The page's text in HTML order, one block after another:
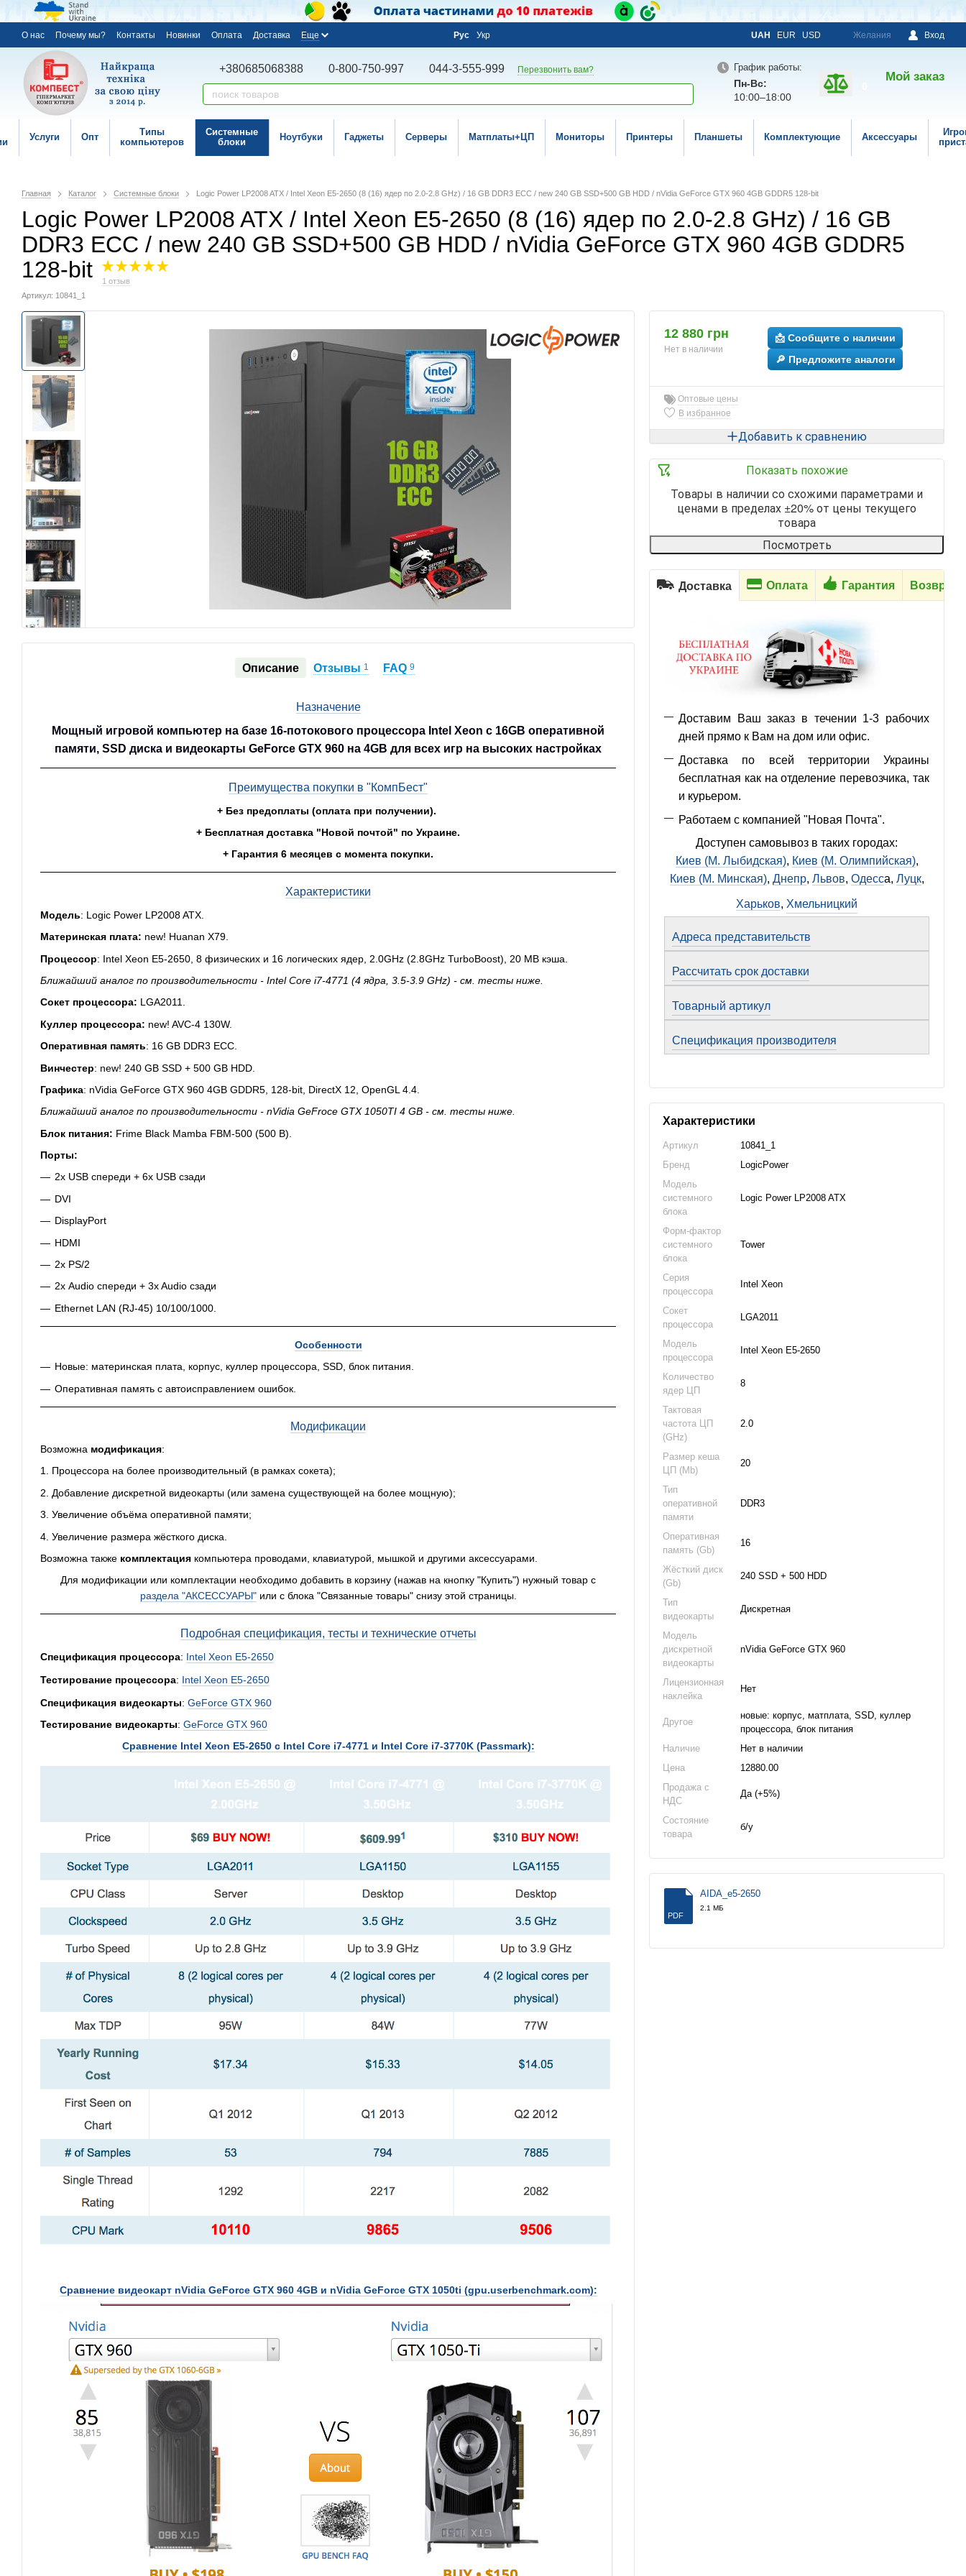
О нас Почему мы? Контакты Новинки Оплата Доставка Еще Рус Укр UAH EUR USD Желания Вход
+380685068388 0-800-750-997 044-3-555-999 Перезвонить вам? График работы:
Пн-Вс:
10:00–18:00
Мой заказ
Услуги Опт
Типы
компьютеров
Системные
блоки
Ноутбуки Гаджеты Серверы Матплаты+ЦП Мониторы Принтеры Планшеты Комплектующие Аксессуары
Главная Каталог Системные блоки Logic Power LP2008 ATX / Intel Xeon E5-2650 (8 (16) ядер по 2.0-2.8 GHz) / 16 GB DDR3 ECC / new 240 GB SSD+500 GB HDD / nVidia GeForce GTX 960 4GB GDDR5 128-bit
Logic Power LP2008 ATX / Intel Xeon E5-2650 (8 (16) ядер по 2.0-2.8 GHz) / 16 GB
DDR3 ECC / new 240 GB SSD+500 GB HDD / nVidia GeForce GTX 960 4GB GDDR5
128-bit
1 отзыв
Артикул: 10841_1
Описание Отзывы 1 FAQ 9
Назначение
Мощный игровой компьютер на базе 16-потокового процессора Intel Xeon с 16GB оперативной
памяти, SSD диска и видеокарты GeForce GTX 960 на 4GB для всех игр на высоких настройках
Преимущества покупки в "КомпБест"
+ Без предоплаты (оплата при получении).
+ Бесплатная доставка "Новой почтой" по Украине.
+ Гарантия 6 месяцев с момента покупки.
Характеристики
Модель: Logic Power LP2008 ATX.
Материнская плата: new! Huanan X79
Процессор: Intel Xeon E5-2650, 8 физических и 16 логических ядер, 2.0GHz (2.8GHz TurboBoost), 20 MB кэша.
Ближайший аналог по производительности - Intel Core i7-4771 (4 ядра, 3.5-3.9 GHz) - см. тесты ниже.
Сокет процессора: LGA2011.
Куллер процессора: new! AVC-4 130W.
Оперативная память: 16 GB DDR3 ECC.
Винчестер: new! 240 GB SSD + 500 GB HDD.
Графика: nVidia GeForce GTX 960 4GB GDDR5, 128-bit, DirectX 12, OpenGL 4.4.
Ближайший аналог по производительности - nVidia GeFroce GTX 1050TI 4 GB - см. тесты ниже.
Блок питания: Frime Black Mamba FBM-500 (500 В).
Порты:
2х USB спереди + 6x USB сзади
DVI
DisplayPort
HDMI
2х PS/2
2х Audio спереди + 3x Audio сзади
Ethernet LAN (RJ-45) 10/100/1000.
Особенности
Новые: материнская плата, корпус, куллер процессора, SSD, блок питания.
Оперативная память с автоисправлением ошибок.
Модификации
Возможна модификация:
1. Процессора на более производительный (в рамках сокета);
2. Добавление дискретной видеокарты (или замена существующей на более мощную);
3. Увеличение объёма оперативной памяти;
4. Увеличение размера жёсткого диска.
Возможна также комплектация компьютера проводами, клавиатурой, мышкой и другими аксессуарами.
Для модификации или комплектации необходимо добавить в корзину (нажав на кнопку "Купить") нужный товар с
раздела "АКСЕССУАРЫ"или с блока "Связанные товары" снизу этой страницы.
Подробная спецификация, тесты и технические отчеты
Спецификация процессора: Intel Xeon E5-2650
Тестирование процессора: Intel Xeon E5-2650
Спецификация видеокарты: GeForce GTX 960
Тестирование видеокарты: GeForce GTX 960
Сравнение Intel Xeon E5-2650 с Intel Core i7-4771 и Intel Core i7-3770K (Passmark):
Сравнение видеокарт nVidia GeForce GTX 960 4GB и nVidia GeForce GTX 1050ti (gpu.userbenchmark.com):
12 880 грн
Нет в наличии
📩 Сообщите о наличии
🔎 Предложите аналоги
Оптовые цены
В избранное
Добавить к сравнению
Показать похожие
Товары в наличии со схожими параметрами и
ценами в пределах ±20% от цены текущего
товара
Посмотреть
Доставка Оплата Гарантия Возврат
Доставим Ваш заказ в течении 1-3 рабочих
дней прямо к Вам на дом или офис.
Доставка по всей территории Украины
бесплатная как на отделение перевозчика, так
и курьером.
Работаем с компанией "Новая Почта".
Доступен самовывоз в таких городах:
Киев (М. Лыбидская), Киев (М. Олимпийская),
Киев (М. Минская), Днепр, Львов, Одесса, Луцк,
Харьков, Хмельницкий
Адреса представительств
Рассчитать срок доставки
Товарный артикул
Спецификация производителя
Характеристики
Артикул
10841_1
Бренд
LogicPower
Модель
системного
блока
Logic Power LP2008 ATX
Форм-фактор
системного
блока
Tower
Серия
процессора
Intel Xeon
Сокет
процессора
LGA2011
Модель
процессора
Intel Xeon E5-2650
Количество
ядер ЦП
8
Тактовая
частота ЦП
(GHz)
2.0
Размер кеша
ЦП (Mb)
20
Тип
оперативной
памяти
DDR3
Оперативная
память (Gb)
16
Жёсткий диск
(Gb)
240 SSD + 500 HDD
Тип
видеокарты
Дискретная
Модель
дискретной
видеокарты
nVidia GeForce GTX 960
Лицензионная
наклейка
Нет
Другое
новые: корпус, матплата, SSD, куллер
процессора, блок питания
Наличие
Нет в наличии
Цена
12880.00
Продажа с
НДС
Да (+5%)
Состояние
товара
б/у
PDF
AIDA_e5-2650
2.1 МБ